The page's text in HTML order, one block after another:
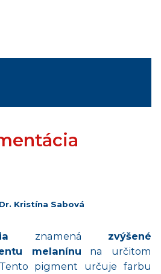
Kristína Sabová
znamená zvýšené
melanínu na určitom
pigment určuje farbu